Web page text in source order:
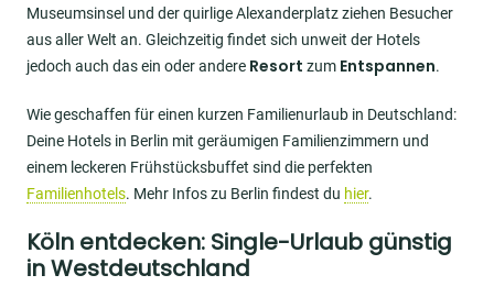
Museumsinsel und der quirlige Alexanderplatz ziehen Besucher
aus aller Welt an. Gleichzeitig findet sich unweit der Hotels
jedoch auch das ein oder andere Resort zum Entspannen.
Wie geschaffen für einen kurzen Familienurlaub in Deutschland:
Deine Hotels in Berlin mit geräumigen Familienzimmern und
einem leckeren Frühstücksbuffet sind die perfekten
Familienhotels. Mehr Infos zu Berlin findest du hier.
Köln entdecken: Single-Urlaub günstig
in Westdeutschland